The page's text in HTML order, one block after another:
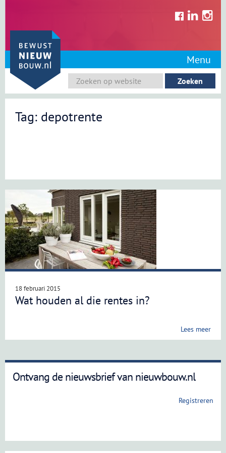
content
Menu
Tag: depotrente
18 februari 2015
Wat houden al die rentes in?
Lees meer
Ontvang de nieuwsbrief van nieuwbouw.nl
Registreren